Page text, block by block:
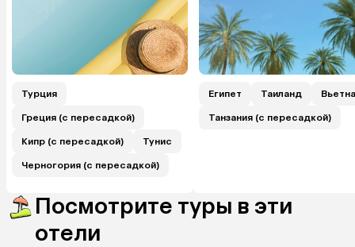
Турция
Греция (с пересадкой)
Кипр (с пересадкой) Тунис
Черногория (с пересадкой)
Египет Таиланд
Танзания (с пересадкой)
Посмотрите туры в эти
отели